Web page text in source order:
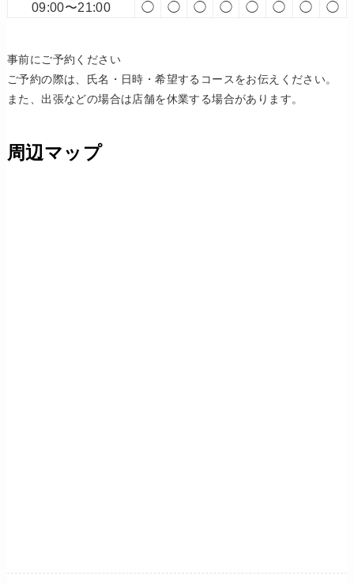
09:00〜21:00
◯ ◯ ◯ ◯ ◯ ◯ ◯ ◯
事前にご予約ください
ご予約の際は、氏名・日時・希望するコースをお伝えください。
また、出張などの場合は店舗を休業する場合があります。
周辺マップ